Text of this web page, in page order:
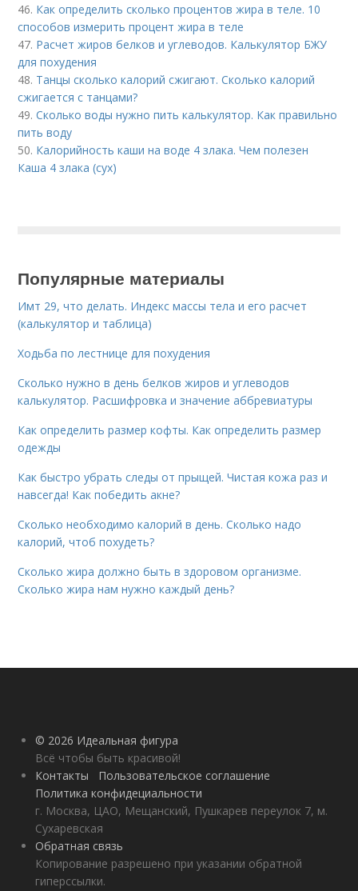
46. Как определить сколько процентов жира в теле. 10
способов измерить процент жира в теле
47. Расчет жиров белков и углеводов. Калькулятор БЖУ
для похудения
48. Танцы сколько калорий сжигают. Сколько калорий
сжигается с танцами?
49.Сколько воды нужно пить калькулятор. Как правильно
пить воду
50. Калорийность каши на воде 4 злака. Чем полезен
Каша 4 злака (сух)
Популярные материалы
Имт 29, что делать. Индекс массы тела и его расчет
(калькулятор и таблица)
Ходьба по лестнице для похудения
Сколько нужно в день белков жиров и углеводов
калькулятор. Расшифровка и значение аббревиатуры
Как определить размер кофты. Как определить размер
одежды
Как быстро убрать следы от прыщей. Чистая кожа раз и
навсегда! Как победить акне?
Сколько необходимо калорий в день. Сколько надо
калорий, чтоб похудеть?
Сколько жира должно быть в здоровом организме.
Сколько жира нам нужно каждый день?
© 2026 Идеальная фигура
Всё чтобы быть красивой!
Контакты
Пользовательское соглашение
Политика конфидециальности
г. Москва, ЦАО, Мещанский, Пушкарев переулок 7, м.
Сухаревская
Обратная связь
Копирование разрешено при указании обратной
гиперссылки.